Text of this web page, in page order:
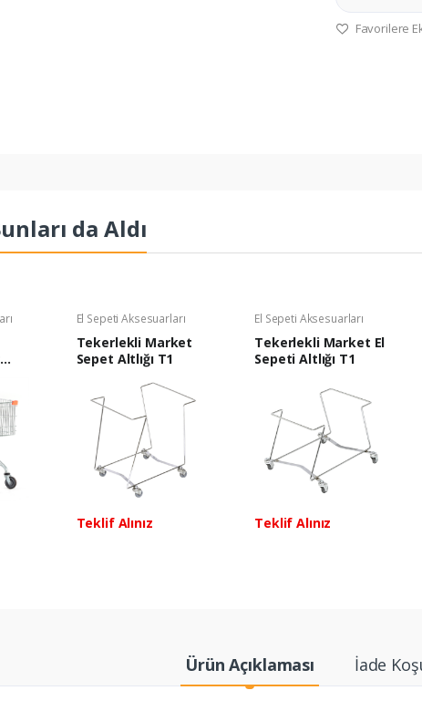
Favorilere
da Aldı
El Sepeti Aksesuarları
Tekerlekli Market
Sepet Altlığı T1
Teklif Alınız
El Sepeti Aksesuarları
Tekerlekli Market El
Sepeti Altlığı T1
Teklif Alınız
Ürün Açıklaması İade